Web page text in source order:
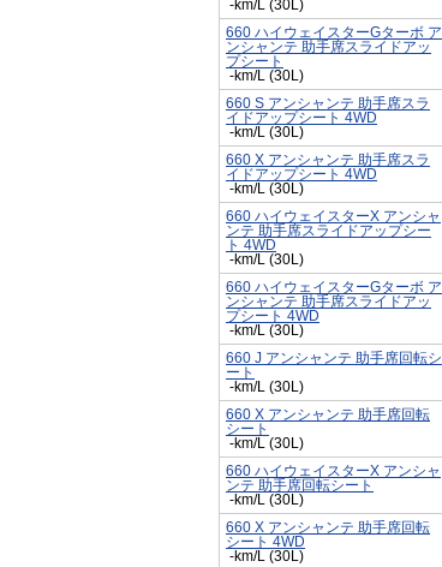
-km/L (30L)
660 ハイウェイスターGターボ ア
ンシャンテ 助手席スライドアッ
プシート
-km/L (30L)
660 S アンシャンテ 助手席スラ
イドアップシート 4WD
-km/L (30L)
660 X アンシャンテ 助手席スラ
イドアップシート 4WD
-km/L (30L)
660 ハイウェイスターX アンシャ
ンテ 助手席スライドアップシー
ト 4WD
-km/L (30L)
660 ハイウェイスターGターボ ア
ンシャンテ 助手席スライドアッ
プシート 4WD
-km/L (30L)
660 J アンシャンテ 助手席回転シ
ート
-km/L (30L)
660 X アンシャンテ 助手席回転
シート
-km/L (30L)
660 ハイウェイスターX アンシャ
ンテ 助手席回転シート
-km/L (30L)
660 X アンシャンテ 助手席回転
シート 4WD
-km/L (30L)